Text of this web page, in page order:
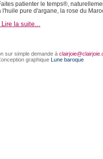
patienter le temps®,
l'huile pure d'argane, la rose du
Lire la suite...
sur simple demande à
graphique Lune baroque